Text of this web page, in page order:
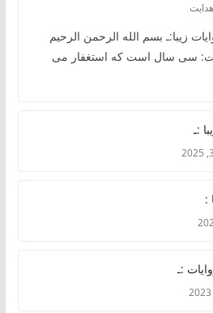
و روایات زیبا:ـ بسم الله الرحمن الرحیم
سال است که استغفار می
:ـ
:
:ـ